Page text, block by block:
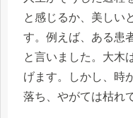
と感じるか、美しい
す。例えば、ある患
と言いました。大木
げます。しかし、時
落ち、やがては枯れ